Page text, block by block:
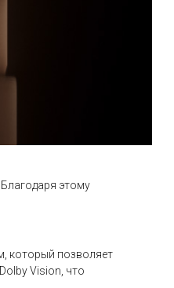
этому
который позволяет
Vision, что